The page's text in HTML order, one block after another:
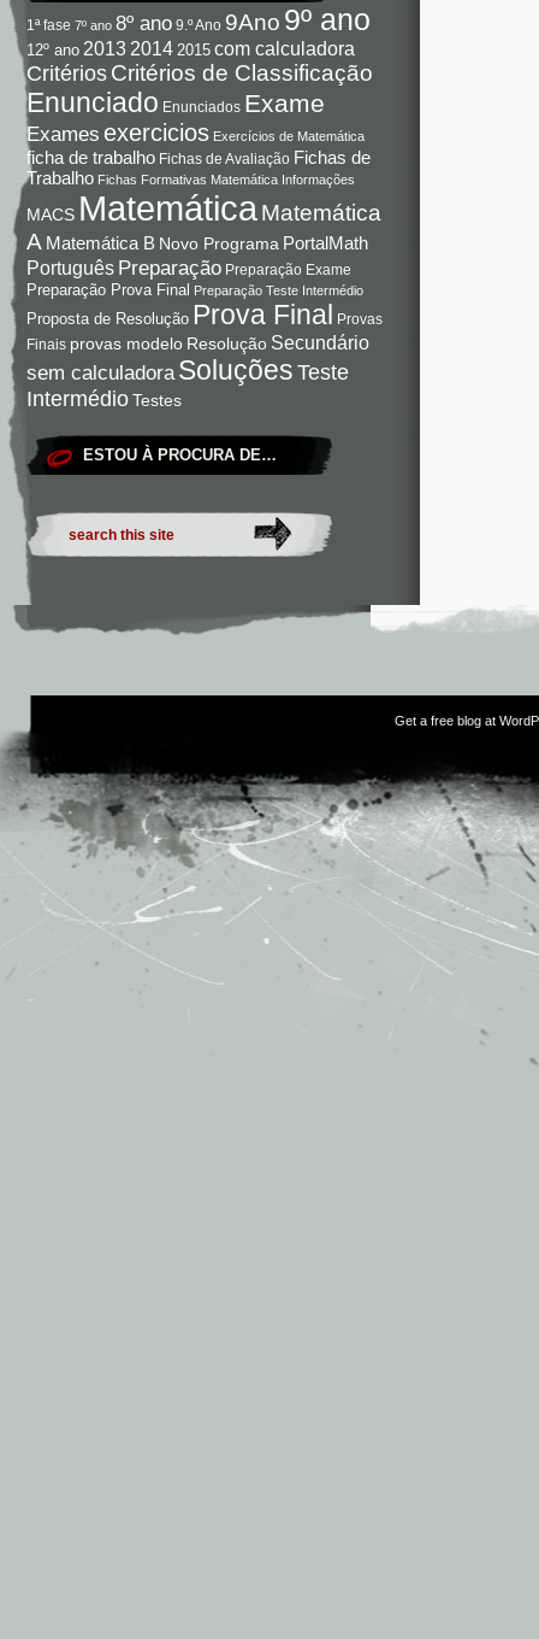
1ª fase 7º ano 8º ano 9.º Ano 9Ano 9º ano
12º ano 2013 2014 2015 com calculadora
Critérios Critérios de Classificação
Enunciado Enunciados Exame
Exames exercicios Exercícios de Matemática
ficha de trabalho Fichas de Avaliação Fichas de
Trabalho Fichas Formativas Matemática Informações
MACS Matemática Matemática
A Matemática B Novo Programa PortalMath
Português Preparação Preparação Exame
Preparação Prova Final Preparação Teste Intermédio
Proposta de Resolução Prova Final Provas
Finais provas modelo Resolução Secundário
sem calculadora Soluções Teste
IntermédioTestes
ESTOU À PROCURA DE…
Get a free blog at